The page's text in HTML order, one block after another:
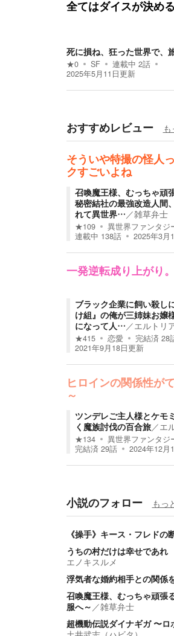
全てはダイスが決める
死に損ね、狂った世界で、
★0 SF 連載中 2話
2025年5月11日更新
おすすめレビュー
そういや特撮の怪人
クすごいよね
召喚魔王様、むっちゃ
秘密結社の最強改造人間
れて異世界…／雑草弁士
★109
異世界ファンタジ
連載中 138話 2025年3月
一発逆転成り上がり
ブラック企業に飼い殺し
け組』の俺が三姉妹お嬢
になって人…／エルトリ
★415 恋愛 完結済 28
2021年9月18日更新
ヒロインの関係性が
～
ツンデレご主人様とケモ
く魔族討伐の百合旅／エ
★134
異世界ファンタジ
完結済 29話 2024年12月
小説のフォロー もっ
《操手》キース・フレドの
うちの村だけは幸せであ
エノキスルメ
浮気者な婚約相手との関係
召喚魔王様、むっちゃ頑
服へ～ ／雑草弁士
超機動伝説ダイナギガ 〜